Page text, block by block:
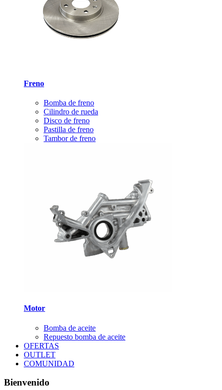
Freno
Bomba de freno
Cilindro de rueda
Disco de freno
Pastilla de freno
Tambor de freno
Motor
Bomba de aceite
Repuesto bomba de aceite
OFERTAS
OUTLET
COMUNIDAD
Bienvenido